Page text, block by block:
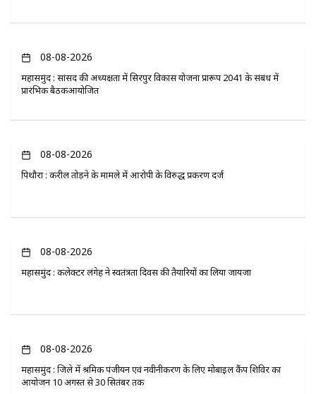
08-08-2026
महासमुंद : सांसद की अध्यक्षता में सिरपुर विकास योजना प्रारूप 2041 के संबंध में
प्रारंभिक बैठकआयोजित
08-08-2026
पिथौरा : करील तोड़ने के मामले में आरोपी के विरुद्ध प्रकरण दर्ज
08-08-2026
महासमुंद : कलेक्टर लंगेह ने स्वतंत्रता दिवस की तैयारियों का लिया जायजा
08-08-2026
महासमुंद : जिले में श्रमिक पंजीयन एवं नवीनीकरण के लिए मोबाइल कैंप शिविर का
आयोजन 10 अगस्त से 30 सितंबर तक